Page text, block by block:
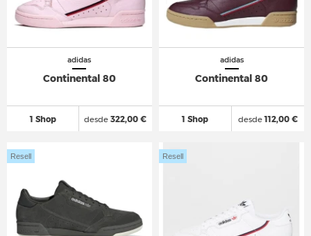
adidas
Continental 80
1 Shop desde 322,00 €
adidas
Continental 80
1 Shop desde112,00 €
Resell Resell